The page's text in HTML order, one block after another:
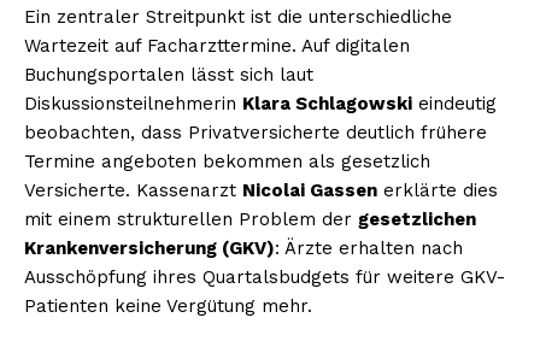
Ein zentraler Streitpunkt ist die unterschiedliche
Wartezeit auf Facharzttermine. Auf digitalen
Buchungsportalen lässt sich laut
Diskussionsteilnehmerin Klara Schlagowski eindeutig
beobachten, dass Privatversicherte deutlich frühere
Termine angeboten bekommen als gesetzlich
Versicherte. Kassenarzt Nicolai Gassen erklärte dies
mit einem strukturellen Problem der gesetzlichen
Krankenversicherung (GKV): Ärzte erhalten nach
Ausschöpfung ihres Quartalsbudgets für weitere GKV-
Patienten keine Vergütung mehr.